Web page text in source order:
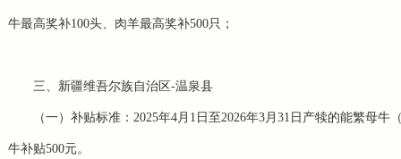
牛最高奖补100头、肉羊最高奖补500只；
三、新疆维吾尔族自治区-温泉县
（一）补贴标准：2025年4月1日至2026年3月31日产犊的能繁母
牛补贴500元。